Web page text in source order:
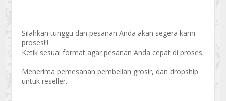
Silahkan tunggu dan pesanan Anda akan segera kami
proses!!!
Ketik sesuai format agar pesanan Anda cepat di proses.
Menerima pemesanan pembelian grosir, dan dropship
untuk reseller.